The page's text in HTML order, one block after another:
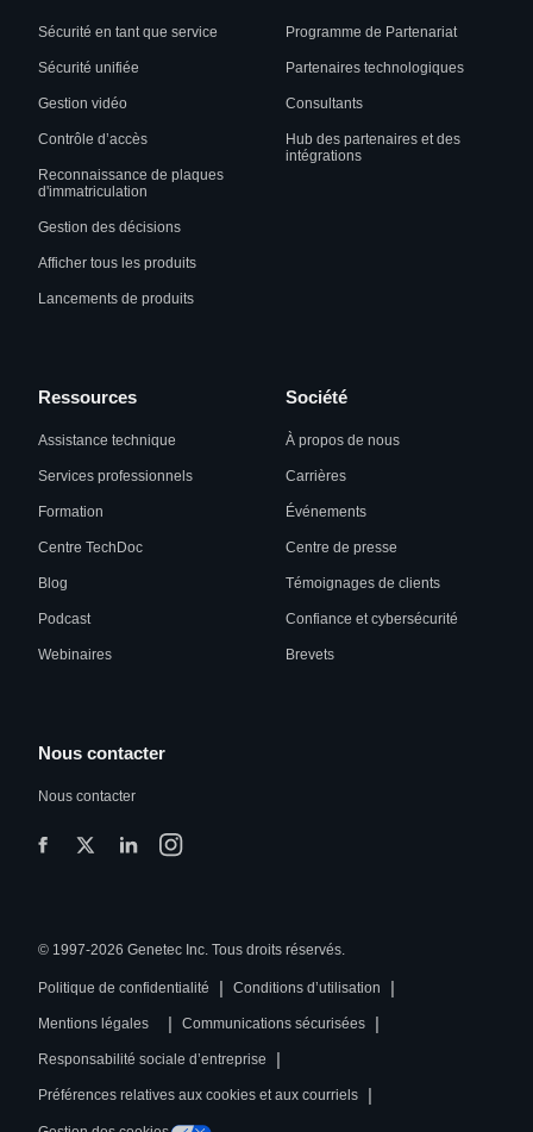
Sécurité en tant que service
Sécurité unifiée
Gestion vidéo
Contrôle d’accès
Reconnaissance de plaques
d'immatriculation
Gestion des décisions
Afficher tous les produits
Lancements de produits
Programme de Partenariat
Partenaires technologiques
Consultants
Hub des partenaires et des
intégrations
Ressources
Assistance technique
Services professionnels
Formation
Centre TechDoc
Blog
Podcast
Webinaires
Société
À propos de nous
Carrières
Événements
Centre de presse
Témoignages de clients
Confiance et cybersécurité
Brevets
Nous contacter
Nous contacter
© 1997-2026 Genetec Inc. Tous droits réservés.
Politique de confidentialité | Conditions d’utilisation |
Mentions légales | Communications sécurisées |
Responsabilité sociale d’entreprise |
Préférences relatives aux cookies et aux courriels |